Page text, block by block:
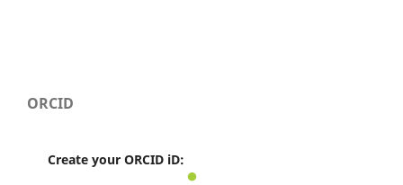
ORCID
Create your ORCID iD: